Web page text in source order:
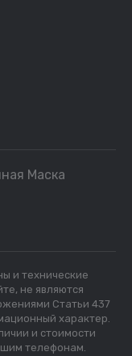
Маска
и технические
не являются
Статьи 437
характер.
и стоимости
телефонам.